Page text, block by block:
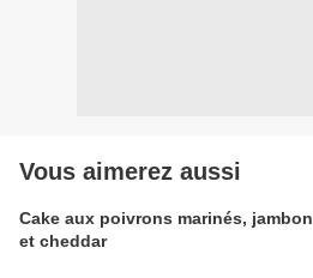
Vous aimerez aussi
Cake aux poivrons marinés, jambon
et cheddar